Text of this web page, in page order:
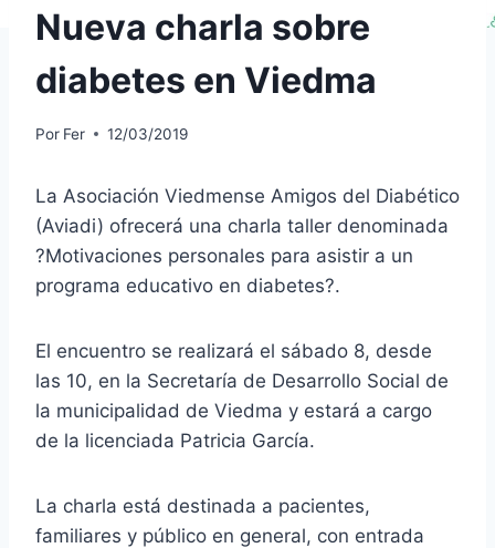
Nueva charla sobre
diabetes en Viedma
Por Fer 12/03/2019
La Asociación Viedmense Amigos del Diabético
(Aviadi) ofrecerá una charla taller denominada
?Motivaciones personales para asistir a un
programa educativo en diabetes?.
El encuentro se realizará el sábado 8, desde
las 10, en la Secretaría de Desarrollo Social de
la municipalidad de Viedma y estará a cargo
de la licenciada Patricia García.
La charla está destinada a pacientes,
familiares y público en general, con entrada